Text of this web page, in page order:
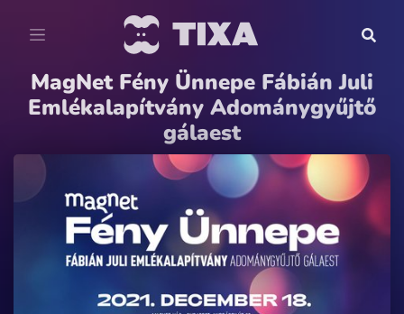
MagNet Fény Ünnepe Fábián Juli
Emlékalapítvány Adománygyűjtő
gálaest